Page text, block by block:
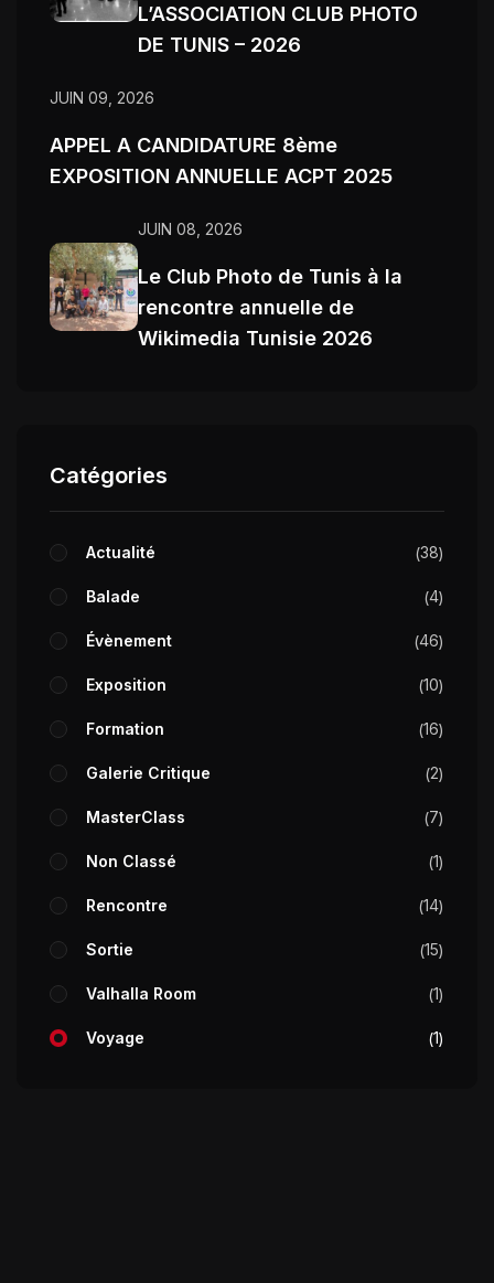
L’ASSOCIATION CLUB PHOTO
DE TUNIS – 2026
JUIN 09, 2026
APPEL A CANDIDATURE 8ème
EXPOSITION ANNUELLE ACPT 2025
JUIN 08, 2026
Le Club Photo de Tunis à la
rencontre annuelle de
Wikimedia Tunisie 2026
Catégories
Actualité 38
Balade 4
Évènement 46
Exposition 10
Formation 16
Galerie Critique 2
MasterClass 7
Non Classé 1
Rencontre 14
Sortie 15
Valhalla Room 1
Voyage 1